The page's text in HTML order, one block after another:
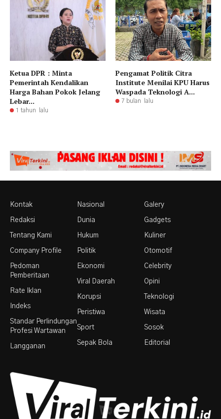
Ketua DPR : Minta
Pemerintah Kendalikan
Harga Bahan Pokok Jelang
Lebar...
1 tahun lalu
Pengamat Politik Citra
Institute Menilai KPU Harus
Waspada Teknologi A...
7 bulan lalu
Kontak
Redaksi
Tentang Kami
Company Profile
Pedoman
Pemberitaan
Rate Iklan
Indeks
Standar Perlindungan
Profesi Wartawan
Langganan
Nasional
Dunia
Hukum
Politik
Ekonomi
Viral Daerah
Korupsi
Peristiwa
Sport
Sepak Bola
Galery
Gadgets
Kuliner
Otomotif
Celebrity
Opini
Teknologi
Wisata
Sosok
Editorial